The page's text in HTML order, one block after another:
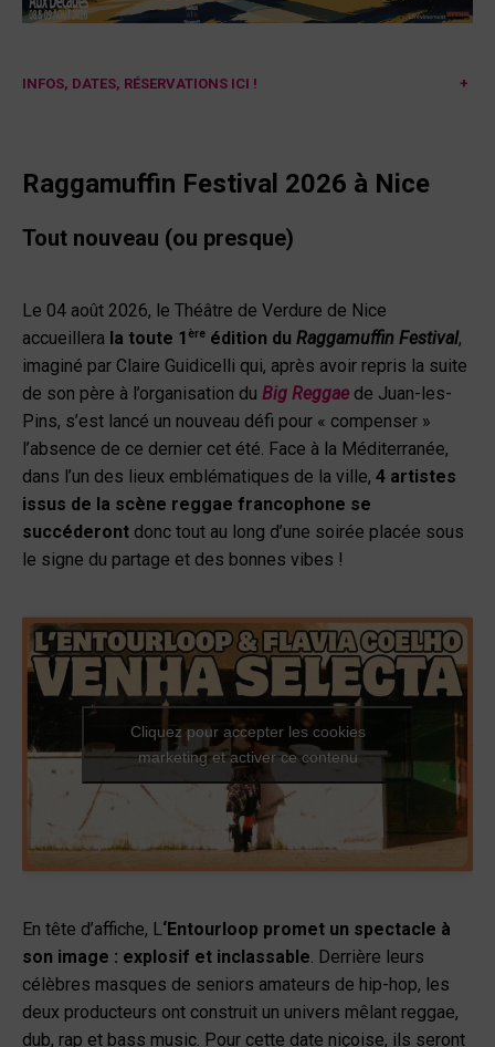
INFOS, DATES, RÉSERVATIONS ICI ! +
Raggamuffin Festival 2026 à Nice
Tout nouveau (ou presque)
Le 04 août 2026, le Théâtre de Verdure de Nice
accueillera la toute 1 ère édition du Raggamuffin Festival,
imaginé par Claire Guidicelli qui, après avoir repris la suite
de son père à l’organisation du Big Reggae de Juan-les-
Pins, s’est lancé un nouveau défi pour « compenser »
l’absence de ce dernier cet été. Face à la Méditerranée,
dans l’un des lieux emblématiques de la ville, 4 artistes
issus de la scène reggae francophone se
succéderont donc tout au long d’une soirée placée sous
le signe du partage et des bonnes vibes !
Cliquez pour accepter les cookies
marketing et activer ce contenu
En tête d’affiche, L‘Entourloop promet un spectacle à
son image : explosif et inclassable. Derrière leurs
célèbres masques de seniors amateurs de hip-hop, les
deux producteurs ont construit un univers mêlant reggae,
dub, rap et bass music. Pour cette date niçoise, ils seront